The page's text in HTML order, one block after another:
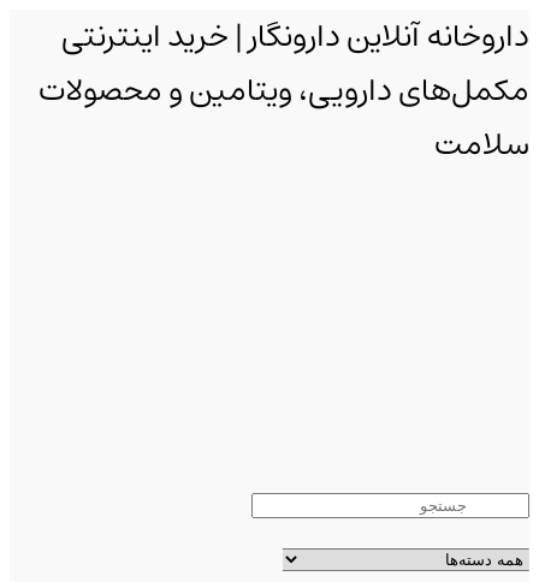
داروخانه آنلاین دارونگار | خرید اینترنتی
مکمل‌های دارویی، ویتامین و محصولات
سلامت